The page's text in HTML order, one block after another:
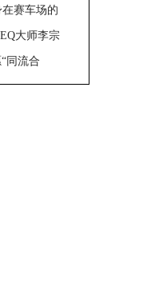
赛车场的
大师李宗
同流合
伟